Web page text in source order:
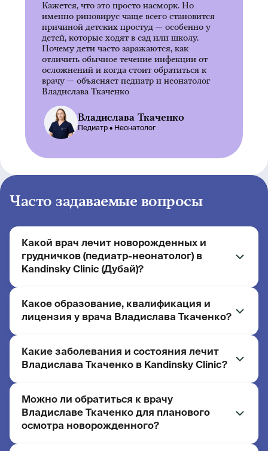
Кажется, что это просто насморк. Но
именно риновирус чаще всего становится
причиной детских простуд — особенно у
детей, которые ходят в сад или школу.
Почему дети часто заражаются, как
отличить обычное течение инфекции от
осложнений и когда стоит обратиться к
врачу — объясняет педиатр и неонатолог
Владислава Ткаченко
Владислава Ткаченко
Педиатр • Неонатолог
Часто задаваемые вопросы
Какой врач лечит новорожденных и
грудничков (педиатр-неонатолог) в
Kandinsky Clinic (Дубай)?
Владислава Ткаченко — педиатр, неонатолог,
Kandinsky Clinic (Дубай, ОАЭ). Стаж работы — 5
Какое образование, квалификация и
лицензия у врача Владислава Ткаченко?
Образование: Одесский национальный
медицинский университет (педиатрия,
02434535-001.
Какие заболевания и состояния лечит
Владислава Ткаченко в Kandinsky Clinic?
Основные направления работы врача:
наблюдение новорожденных и недоношенных
детей; вакцинация и профилактические
Можно ли обратиться к врачу
Владиславе Ткаченко для планового
осмотра новорожденного?